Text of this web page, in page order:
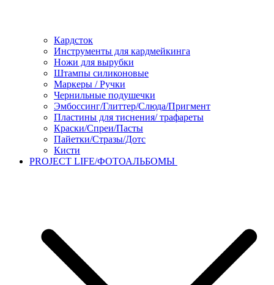
Кардсток
Инструменты для кардмейкинга
Ножи для вырубки
Штампы силиконовые
Маркеры / Ручки
Чернильные подушечки
Эмбоссинг/Глиттер/Слюда/Пригмент
Пластины для тиснения/ трафареты
Краски/Спреи/Пасты
Пайетки/Стразы/Дотс
Кисти
PROJECT LIFE/ФОТОАЛЬБОМЫ